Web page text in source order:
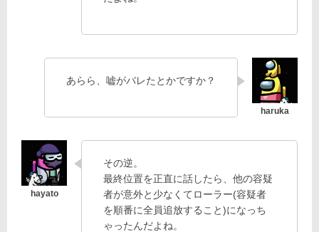
あらら、嘘がバレたとかですか？
その逆。
最終位置を正直に話したら、他の容疑
者が意外と少なくてローラー(容疑者
を順番に全員追放すること)になっち
ゃったんだよね。